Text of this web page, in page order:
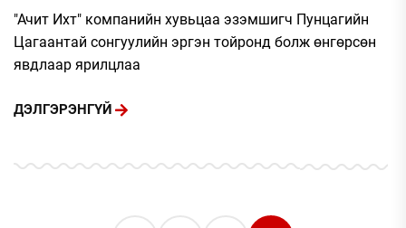
"Ачит Ихт" компанийн хувьцаа эзэмшигч Пунцагийн
Цагаантай сонгуулийн эргэн тойронд болж өнгөрсөн
явдлаар ярилцлаа
ДЭЛГЭРЭНГҮЙ